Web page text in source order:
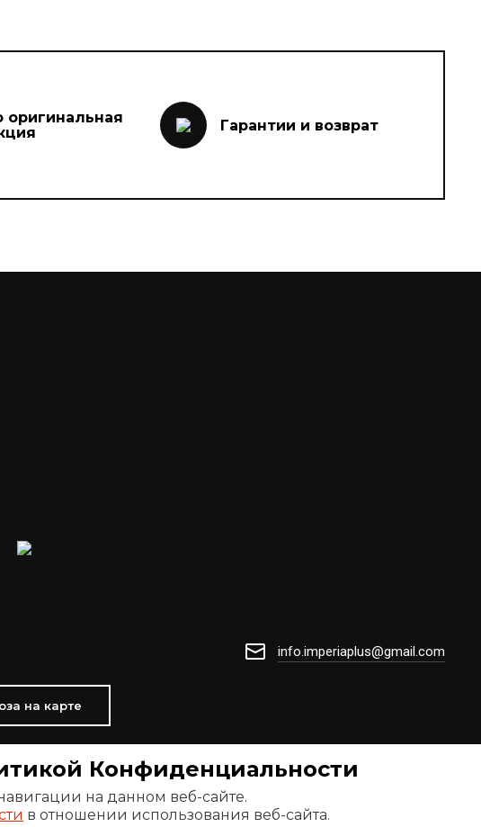
Конфиденциальности
на данном веб-сайте.
в отношении использования веб-сайта.
оригинальная
Гарантии и возврат
на карте
info.imperiaplus@gmail.com
Создать сайт